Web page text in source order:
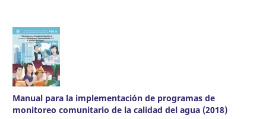
Manual para la implementación de programas de
monitoreo comunitario de la calidad del agua (2018)